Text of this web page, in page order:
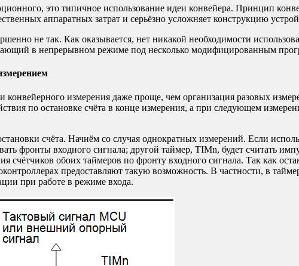
это типичное использование идеи конвейера. Принцип
аппаратных затрат и серьёзно усложняет конструкцию
не так. Как оказывается, нет никакой необходимости
в непрерывном режиме под несколько модифицированным
измерения даже проще, чем организация разовых
по остановке счёта в конце измерения, а при следующем
счёта. Начнём со случая однократных измерений. Если
фронты входного сигнала; другой таймер, TIMn, будет считать
счётчиков обоих таймеров по фронту входного сигнала. Так как
предоставляют такую возможность. В частности, в
при работе в режиме входа.